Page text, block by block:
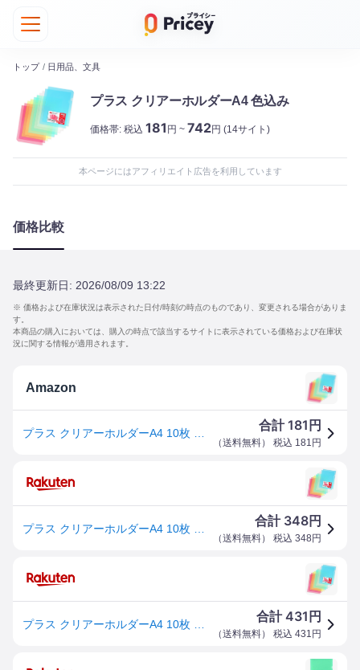
トップ / 日用品、文具
プラス クリアーホルダーA4 色込み
価格帯: 税込 181 円 ~ 742円 (14サイト)
本ページにはアフィリエイト広告を利用しています
価格比較
最終更新日: 2026/08/09 13:22
※ 価格および在庫状況は表示された日付/時刻の時点のものであり、変更される場合がありま
す。
本商品の購入においては、購入の時点で該当するサイトに表示されている価格および在庫状
況に関する情報が適用されます。
Amazon
合計181 円
（送料無料） 税込 181 円
合計 348円
（送料無料） 税込 348 円
合計431 円
（送料無料） 税込 431 円